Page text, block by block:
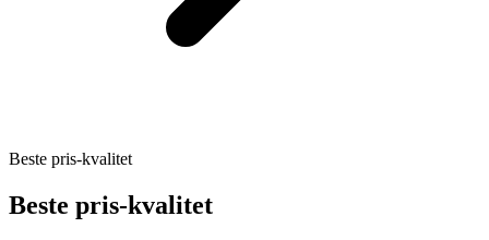
Beste pris-kvalitet
Beste pris-kvalitet